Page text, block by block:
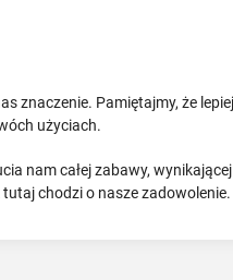
znaczenie. Pamiętajmy, że
użyciach.
nam całej zabawy,
chodzi o nasze zadowolenie.